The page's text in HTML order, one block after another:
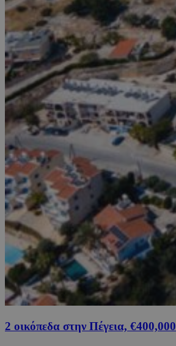
2 οικόπεδα στην Πέγεια, €400,000